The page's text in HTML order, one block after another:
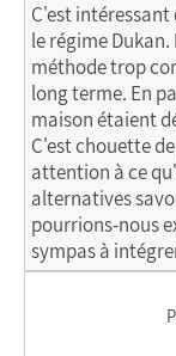
C'est intéressant
le régime
méthode trop
long terme. En
maison étaient
C'est chouette
attention à ce
alternatives
pourrions-nous
sympas à